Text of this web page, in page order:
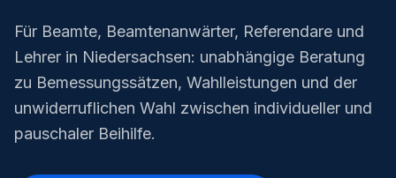
Für Beamte, Beamtenanwärter, Referendare und
Lehrer in Niedersachsen: unabhängige Beratung
zu Bemessungssätzen, Wahlleistungen und der
unwiderruflichen Wahl zwischen individueller und
pauschaler Beihilfe.